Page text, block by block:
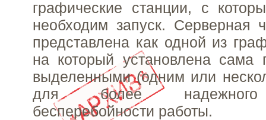
графические станции, с
необходим запуск. Серверная
представлена как одной из
на который установлена сама
выделенными (одним или
для более надежного
бесперебойности работы.